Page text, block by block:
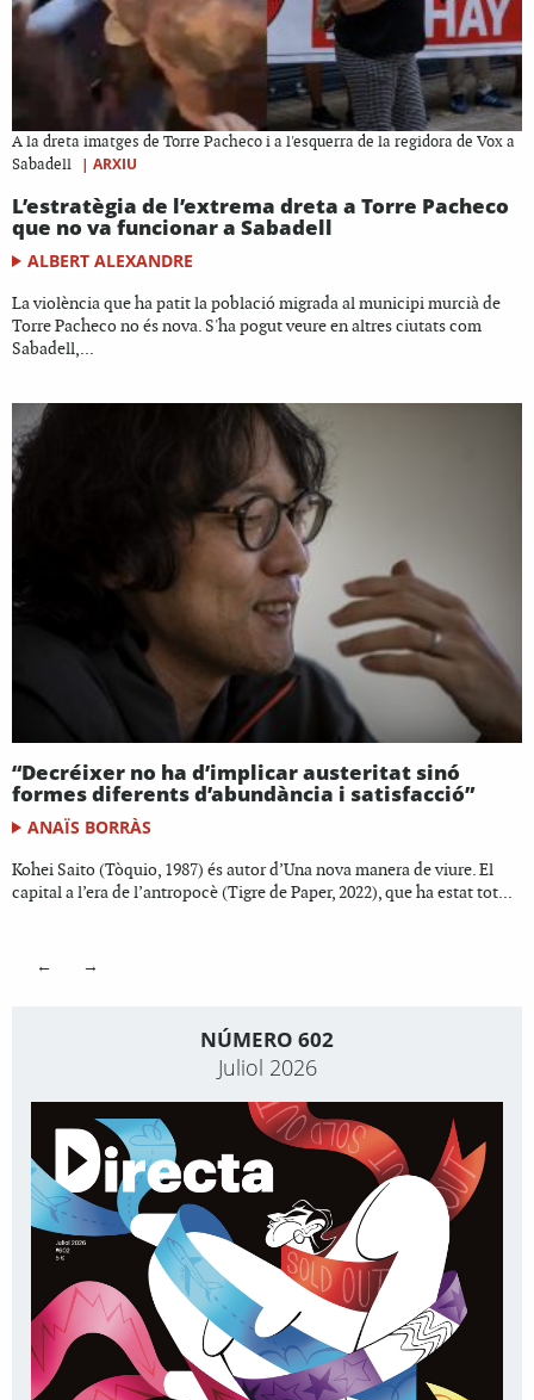
A la dreta imatges de Torre Pacheco i a l'esquerra de la regidora de Vox a
Sabadell
| ARXIU
L’estratègia de l’extrema dreta a Torre Pacheco
que no va funcionar a Sabadell
ALBERT ALEXANDRE
La violència que ha patit la població migrada al municipi murcià de
Torre Pacheco no és nova. S'ha pogut veure en altres ciutats com
Sabadell,...
“Decréixer no ha d’implicar austeritat sinó
formes diferents d’abundància i satisfacció”
ANAÏS BORRÀS
Kohei Saito (Tòquio, 1987) és autor d’Una nova manera de viure. El
capital a l’era de l’antropocè (Tigre de Paper, 2022), que ha estat tot...
← →
NÚMERO 602
Juliol 2026